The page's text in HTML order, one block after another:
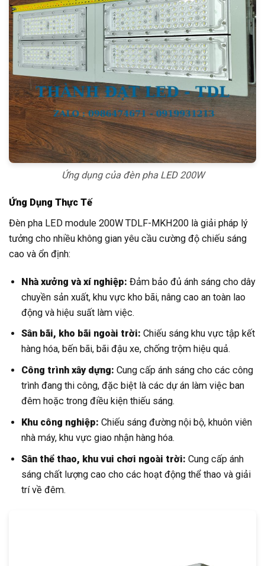
Ứng dụng của đèn pha LED 200W
Ứng Dụng Thực Tế
Đèn pha LED module 200W TDLF-MKH200 là giải pháp lý
tưởng cho nhiều không gian yêu cầu cường độ chiếu sáng
cao và ổn định:
Nhà xưởng và xí nghiệp: Đảm bảo đủ ánh sáng cho dây
chuyền sản xuất, khu vực kho bãi, nâng cao an toàn lao
động và hiệu suất làm việc.
Sân bãi, kho bãi ngoài trời: Chiếu sáng khu vực tập kết
hàng hóa, bến bãi, bãi đậu xe, chống trộm hiệu quả.
Công trình xây dựng: Cung cấp ánh sáng cho các công
trình đang thi công, đặc biệt là các dự án làm việc ban
đêm hoặc trong điều kiện thiếu sáng.
Khu công nghiệp: Chiếu sáng đường nội bộ, khuôn viên
nhà máy, khu vực giao nhận hàng hóa.
Sân thể thao, khu vui chơi ngoài trời: Cung cấp ánh
sáng chất lượng cao cho các hoạt động thể thao và giải
trí về đêm.